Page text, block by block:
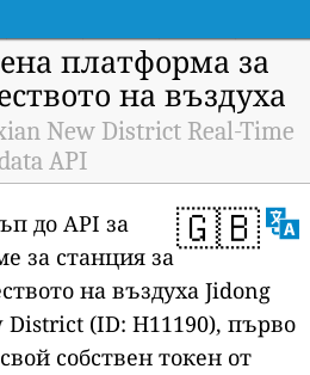
платформа за
на въздуха
New District Real-Time
API
🇬🇧
до API за
за станция за
на въздуха Jidong
(ID: H11190), първо
собствен токен от